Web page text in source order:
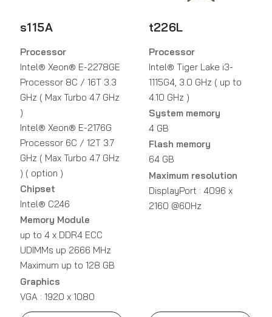
s115A
Processor
Intel® Xeon® E-2278GE
Processor 8C / 16T 3.3
GHz ( Max Turbo 4.7 GHz
)
Intel® Xeon® E-2176G
Processor 6C / 12T 3.7
GHz ( Max Turbo 4.7 GHz
) ( option )
Chipset
Intel® C246
Memory Module
up to 4 x DDR4 ECC
UDIMMs up 2666 MHz
Maximum up to 128 GB
Graphics
VGA : 1920 x 1080
t226L
Processor
Intel® Tiger Lake i3-
1115G4, 3.0 GHz ( up to
4.10 GHz )
System memory
4 GB
Flash memory
64 GB
Maximum resolution
DisplayPort : 4096 x
2160 @60Hz